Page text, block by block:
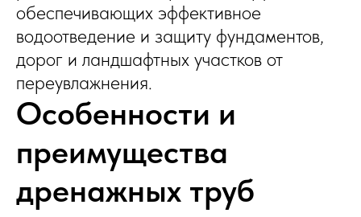
обеспечивающих эффективное
водоотведение и защиту фундаментов,
дорог и ландшафтных участков от
переувлажнения.
Особенности и
преимущества
дренажных труб